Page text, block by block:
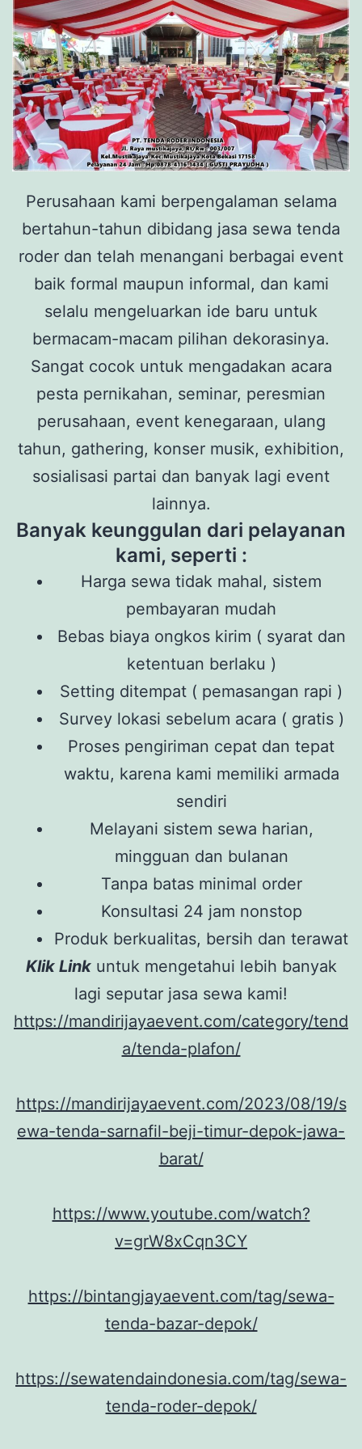
Perusahaan kami berpengalaman selama
bertahun-tahun dibidang jasa sewa tenda
roder dan telah menangani berbagai event
baik formal maupun informal, dan kami
selalu mengeluarkan ide baru untuk
bermacam-macam pilihan dekorasinya.
Sangat cocok untuk mengadakan acara
pesta pernikahan, seminar, peresmian
perusahaan, event kenegaraan, ulang
tahun, gathering, konser musik, exhibition,
sosialisasi partai dan banyak lagi event
lainnya.
Banyak keunggulan dari pelayanan
kami, seperti :
Harga sewa tidak mahal, sistem
pembayaran mudah
Bebas biaya ongkos kirim ( syarat dan
ketentuan berlaku )
Setting ditempat ( pemasangan rapi )
Survey lokasi sebelum acara ( gratis )
Proses pengiriman cepat dan tepat
waktu, karena kami memiliki armada
sendiri
Melayani sistem sewa harian,
mingguan dan bulanan
Tanpa batas minimal order
Konsultasi 24 jam nonstop
Produk berkualitas, bersih dan terawat
Klik Linkuntuk mengetahui lebih banyak
lagi seputar jasa sewa kami!
https://mandirijayaevent.com/category/tend
a/tenda-plafon/
https://mandirijayaevent.com/2023/08/19/s
ewa-tenda-sarnafil-beji-timur-depok-jawa-
barat/
https://www.youtube.com/watch?
v=grW8xCqn3CY
https://bintangjayaevent.com/tag/sewa-
tenda-bazar-depok/
https://sewatendaindonesia.com/tag/sewa-
tenda-roder-depok/